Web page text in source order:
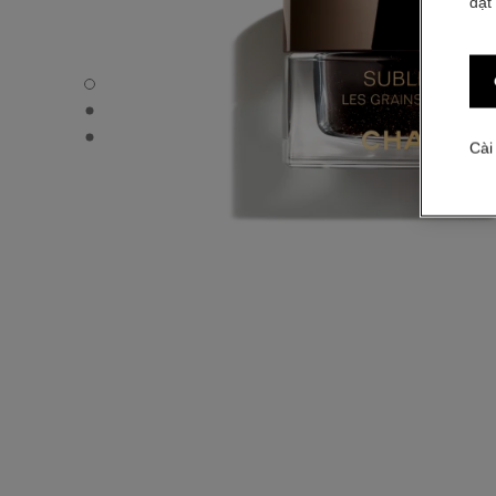
SUBLIMAGE LES GRAINS DE VANILLE - Chế độ xem
SUBLIMAGE LES GRAINS DE VANILLE - Hình ảnh khác -
SUBLIMAGE LES GRAINS DE VANILLE - Xem kết cấu cơ